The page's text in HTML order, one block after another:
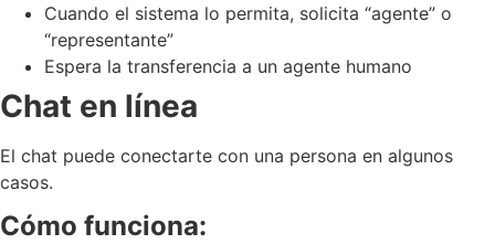
Cuando el sistema lo permita, solicita “agente” o
“representante”
Espera la transferencia a un agente humano
Chat en línea
El chat puede conectarte con una persona en algunos
casos.
Cómo funciona: